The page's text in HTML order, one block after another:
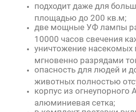
подходит даже для
площадью до 200 кв.м;
две мощные УФ лампы
10000 часов свечения
уничтожение насекомых
мгновенно разрядами
опасность для людей и
животных полностью
корпус из огнеупорного
алюминиевая сетка;